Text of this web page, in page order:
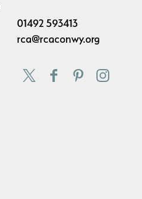
01492 593413
rca@rcaconwy.org